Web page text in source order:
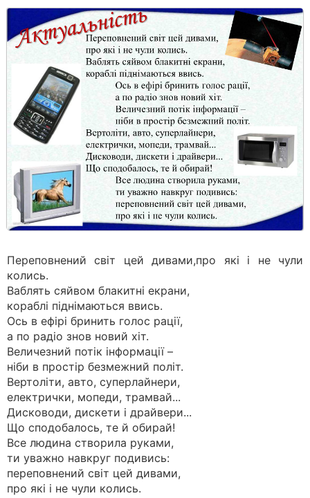
Переповнений світ цей дивами,про які і не чули
колись.
Ваблять сяйвом блакитні екрани,
кораблі піднімаються ввись.
Ось в ефірі бринить голос рації,
а по радіо знов новий хіт.
Величезний потік інформації –
ніби в простір безмежний політ.
Вертоліти, авто, суперлайнери,
електрички, мопеди, трамвай...
Дисководи, дискети і драйвери...
Що сподобалось, те й обирай!
Все людина створила руками,
ти уважно навкруг подивись:
переповнений світ цей дивами,
про які і не чули колись.